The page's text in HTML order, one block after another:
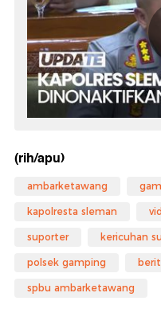
(rih/apu)
ambarketawang
kapolresta sleman
suporter kericuhan
polsek gamping
spbu ambarketawang